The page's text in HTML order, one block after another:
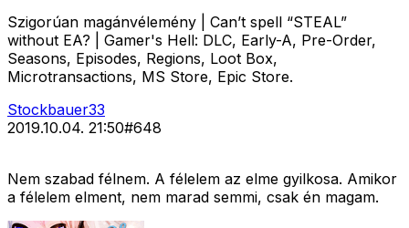
Szigorúan magánvélemény | Can’t spell “STEAL”
without EA? | Gamer's Hell: DLC, Early-A, Pre-Order,
Seasons, Episodes, Regions, Loot Box,
Microtransactions, MS Store, Epic Store.
Stockbauer33
2019.10.04. 21:50#648
Nem szabad félnem. A félelem az elme gyilkosa. Amikor
a félelem elment, nem marad semmi, csak én magam.